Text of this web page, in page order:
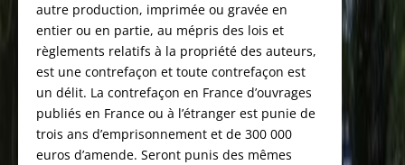
autre production, imprimée ou gravée en
entier ou en partie, au mépris des lois et
règlements relatifs à la propriété des auteurs,
est une contrefaçon et toute contrefaçon est
un délit. La contrefaçon en France d’ouvrages
publiés en France ou à l’étranger est punie de
trois ans d’emprisonnement et de 300 000
euros d’amende. Seront punis des mêmes